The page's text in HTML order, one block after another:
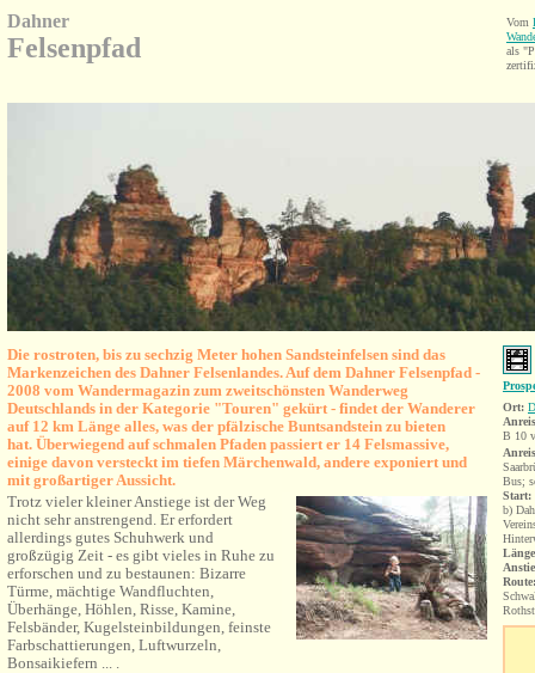
Dahner
Felsenpfad
Vom
als
Die rostroten, bis zu sechzig Meter hohen Sandsteinfelsen sind das
Markenzeichen des Dahner Felsenlandes. Auf dem Dahner Felsenpfad -
2008 vom Wandermagazin zum zweitschönsten Wanderweg
Deutschlands in der Kategorie "Touren" gekürt - findet der Wanderer
auf 12 km Länge alles, was der pfälzische Buntsandstein zu bieten
hat. Überwiegend auf schmalen Pfaden passiert er 14 Felsmassive,
einige davon versteckt im tiefen Märchenwald, andere exponiert und
mit großartiger Aussicht.
Trotz vieler kleiner Anstiege ist der Weg
nicht sehr anstrengend. Er erfordert
allerdings gutes Schuhwerk und
großzügig Zeit - es gibt vieles in Ruhe zu
erforschen und zu bestaunen: Bizarre
Türme, mächtige Wandfluchten,
Überhänge, Höhlen, Risse, Kamine,
Felsbänder, Kugelsteinbildungen, feinste
Farbschattierungen, Luftwurzeln,
Bonsaikiefern ... .
Ort:
B 10
Bus;
Start:
b)